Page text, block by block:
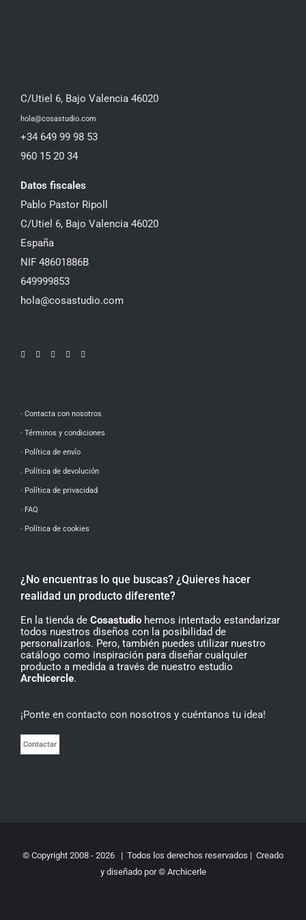
C/Utiel 6, Bajo Valencia 46020
hola@cosastudio.com
+34 649 99 98 53
960 15 20 34
Datos fiscales
Pablo Pastor Ripoll
C/Utiel 6, Bajo Valencia 46020
España
NIF 48601886B
649999853
hola@cosastudio.com
· Contacta con nosotros
· Términos y condiciones
· Política de envío
. Política de devolución
· Política de privacidad
· FAQ
· Política de cookies
¿No encuentras lo que buscas? ¿Quieres hacer
realidad un producto diferente?
En la tienda de Cosastudio hemos intentado estandarizar
todos nuestros diseños con la posibilidad de
personalizarlos. Pero, también puedes utilizar nuestro
catálogo como inspiración para diseñar cualquier
producto a medida a través de nuestro estudio
Archicercle.
¡Ponte en contacto con nosotros y cuéntanos tu idea!
Contactar
© Copyright 2008 - 2026 | Todos los derechos reservados | Creado
y diseñado por © Archicerle